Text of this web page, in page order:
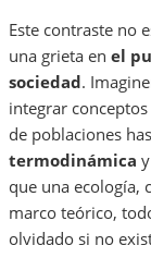
Este contraste no
una grieta en el
sociedad.
integrar
de poblaciones
termodinámica
que una ecología,
marco teórico,
olvidado si no